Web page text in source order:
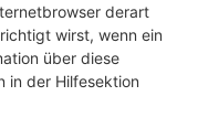
derart
wirst, wenn ein
über diese
in der Hilfesektion